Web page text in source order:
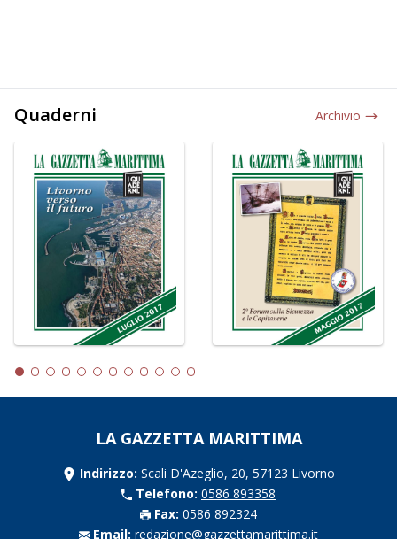
Quaderni Archivio
LA GAZZETTA MARITTIMA
Indirizzo: Scali D'Azeglio, 20, 57123 Livorno
Telefono: 0586 893358
Fax: 0586 892324
Email: redazione@gazzettamarittima.it